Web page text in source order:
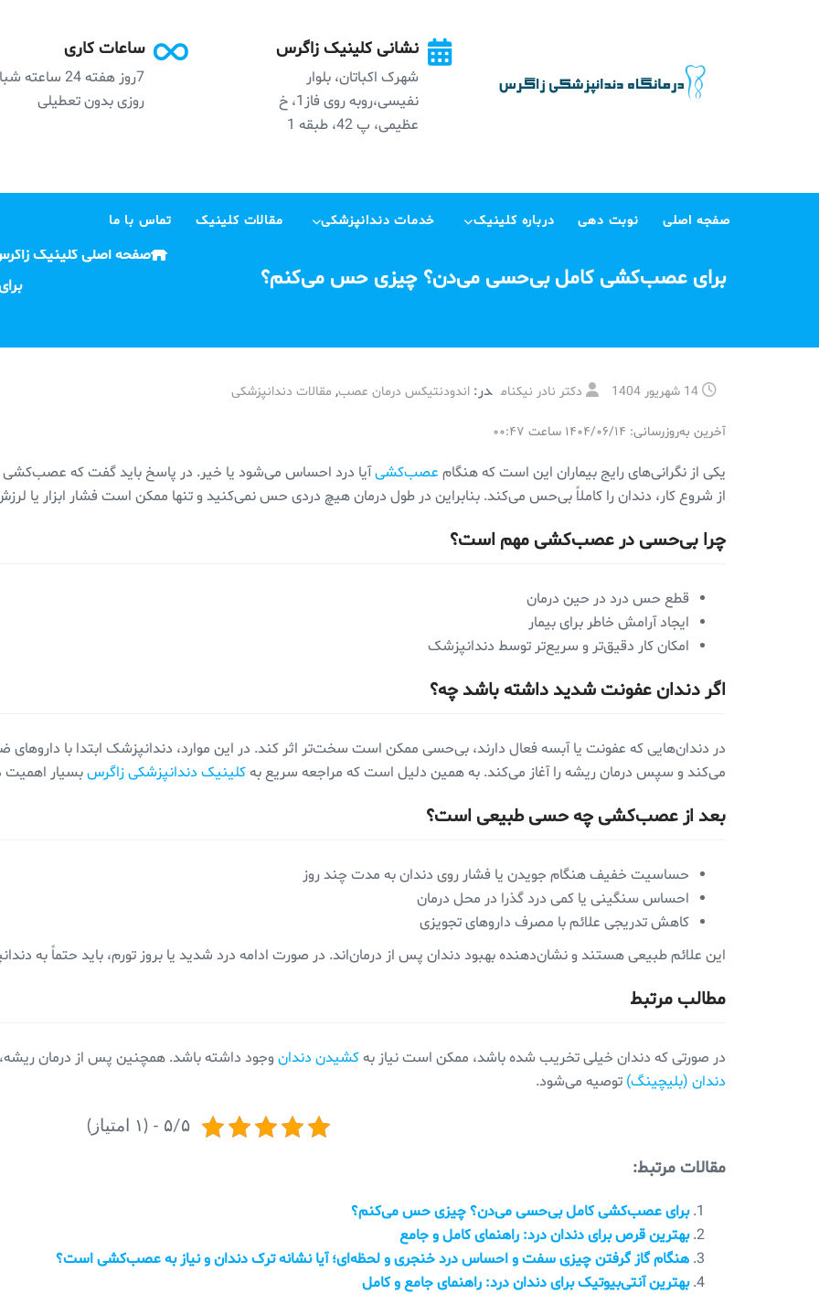
ساعات کاری
7روز هفته 24 ساعته
روزی بدون تعطیلی
نشانی کلینیک زاگرس
شهرک اکباتان، بلوار
نفیسی،روبه روی فاز1، خ
عظیمی، پ 42، طبقه 1
صفجه اصلی نوبت دهی درباره کلینیک خدمات دندانپزشکی مقالات کلینیک تماس با ما
برای عصب‌کشی کامل بی‌حسی می‌دن؟ چیزی حس می‌کنم؟
صفحه اصلی کلینیک
14 شهریور 1404 دکتر نادر نیکنام در: اندودنتیکس درمان عصب, مقالات دندانپزشکی
آخرین به‌روزرسانی: ۱۴۰۴/۰۶/۱۴ ساعت ۰۰:۴۷
یکی از نگرانی‌های رایج بیماران این است که هنگام عصب‌کشیآیا درد احساس می‌شود یا خیر. در پاسخ باید گفت که
از شروع کار، دندان را کاملاً بی‌حس می‌کند. بنابراین در طول درمان هیچ دردی حس نمی‌کنید و تنها ممکن است فشار ابزار یا
چرا بی‌حسی در عصب‌کشی مهم است؟
قطع حس درد در حین درمان
ایجاد آرامش خاطر برای بیمار
امکان کار دقیق‌تر و سریع‌تر توسط دندانپزشک
اگر دندان عفونت شدید داشته باشد چه؟
در دندان‌هایی که عفونت یا آبسه فعال دارند، بی‌حسی ممکن است سخت‌تر اثر کند. در این موارد، دندانپزشک ابتدا با داروهای
می‌کند و سپس درمان ریشه را آغاز می‌کند. به همین دلیل است که مراجعه سریع بهکلینیک دندانپزشکی زاگرسبسیار اهمیت
بعد از عصب‌کشی چه حسی طبیعی است؟
حساسیت خفیف هنگام جویدن یا فشار روی دندان به مدت چند روز
احساس سنگینی یا کمی درد گذرا در محل درمان
کاهش تدریجی علائم با مصرف داروهای تجویزی
این علائم طبیعی هستند و نشان‌دهنده بهبود دندان پس از درمان‌اند. در صورت ادامه درد شدید یا بروز تورم، باید حتماً به
مطالب مرتبط
در صورتی که دندان خیلی تخریب شده باشد، ممکن است نیاز بهکشیدن دندان وجود داشته باشد. همچنین پس از درمان
دندان (بلیچینگ) توصیه می‌شود.
۵/۵ - (۱ امتیاز)
مقالات مرتبط:
برای عصب‌کشی کامل بی‌حسی می‌دن؟ چیزی حس می‌کنم؟
بهترین قرص برای دندان درد: راهنمای کامل و جامع
هنگام گاز گرفتن چیزی سفت و احساس درد خنجری و لحظه‌ای؛ آیا نشانه ترک دندان و نیاز به عصب‌کشی است؟
بهترین آنتی‌بیوتیک برای دندان درد: راهنمای جامع و کامل